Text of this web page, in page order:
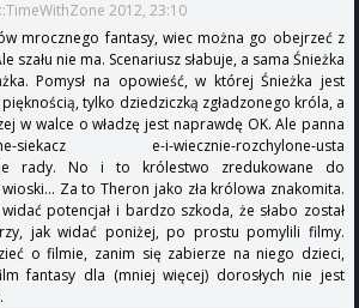
2012, 23:10
mrocznego fantasy, wiec można go obejrzeć z
szału nie ma. Scenariusz słabuje, a sama Śnieżka
Pomysł na opowieść, w której Śnieżka jest
tylko dziedziczką zgładzonego króla, a
w walce o władzę jest naprawdę OK. Ale panna
siekacz e-i-wiecznie-rozchylone-usta
rady. No i to królestwo zredukowane do
Za to Theron jako zła królowa znakomita.
potencjał i bardzo szkoda, że słabo został
jak widać poniżej, po prostu pomylili filmy.
o filmie, zanim się zabierze na niego dzieci,
fantasy dla (mniej więcej) dorosłych nie jest